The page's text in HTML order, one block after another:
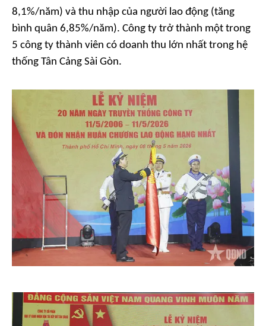
8,1%/năm) và thu nhập của người lao động (tăng
bình quân 6,85%/năm). Công ty trở thành một trong
5 công ty thành viên có doanh thu lớn nhất trong hệ
thống Tân Cảng Sài Gòn.